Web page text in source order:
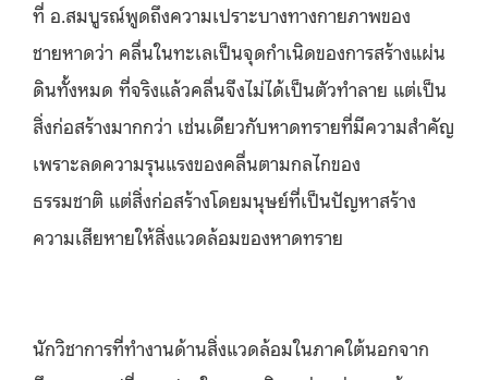
ที่ อ.สมบูรณ์พูดถึงความเปราะบางทางกายภาพของ
ชายหาดว่า คลื่นในทะเลเป็นจุดกำเนิดของการสร้างแผ่น
ดินทั้งหมด ที่จริงแล้วคลื่นจึงไม่ได้เป็นตัวทำลาย แต่เป็น
สิ่งก่อสร้างมากกว่า เช่นเดียวกับหาดทรายที่มีความสำคัญ
เพราะลดความรุนแรงของคลื่นตามกลไกของ
ธรรมชาติ แต่สิ่งก่อสร้างโดยมนุษย์ที่เป็นปัญหาสร้าง
ความเสียหายให้สิ่งแวดล้อมของหาดทราย
นักวิชาการที่ทำงานด้านสิ่งแวดล้อมในภาคใต้นอกจาก